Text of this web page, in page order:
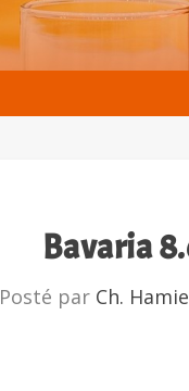
Bavaria
Posté par Ch.